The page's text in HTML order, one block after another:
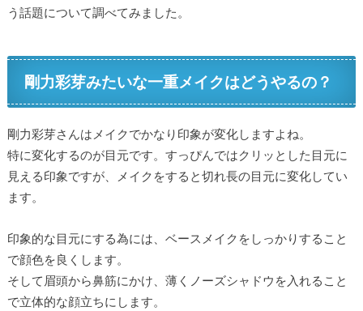
う話題について調べてみました。
剛力彩芽みたいな一重メイクはどうやるの？
剛力彩芽さんはメイクでかなり印象が変化しますよね。
特に変化するのが目元です。すっぴんではクリッとした目元に
見える印象ですが、メイクをすると切れ長の目元に変化してい
ます。
印象的な目元にする為には、ベースメイクをしっかりすること
で顔色を良くします。
そして眉頭から鼻筋にかけ、薄くノーズシャドウを入れること
で立体的な顔立ちにします。